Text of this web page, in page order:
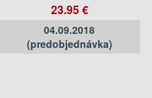
23.95 €
04.09.2018
(predobjednávka)